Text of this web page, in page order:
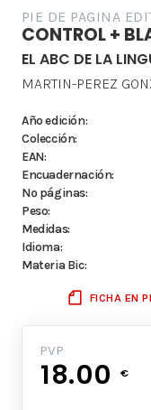
PIE DE PAGINA
CONTROL +
EL ABC DE LA
MARTIN-PEREZ
Año edición:
Colección:
EAN:
Encuadernación:
Nº páginas:
Peso:
Medidas:
Idioma:
Materia Bic:
FICHA EN
PVP
18.00 €